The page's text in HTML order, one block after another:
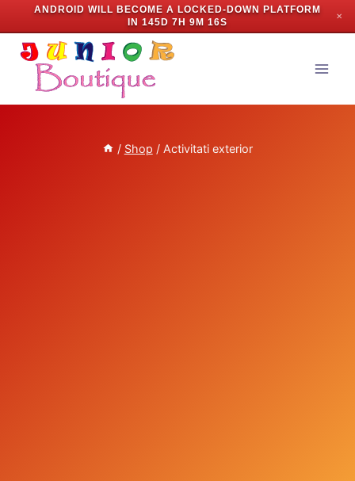
ANDROID WILL BECOME A LOCKED-DOWN PLATFORM
IN 145D 7H 9M 15S
✕
Skip
content
/ Shop / Activitati exterior